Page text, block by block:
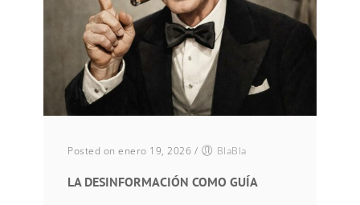
Posted on enero 19, 2026 / BlaBla
LA DESINFORMACIÓN COMO GUÍA